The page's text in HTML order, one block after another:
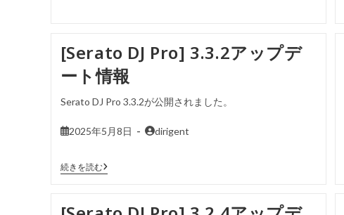
[Serato DJ Pro] 3.3.2アップデ
ート情報
Serato DJ Pro 3.3.2が公開されました。
2025年5月8日 dirigent
続きを読む